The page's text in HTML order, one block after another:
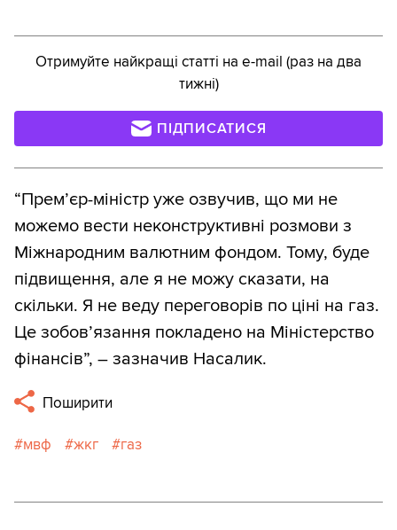
Отримуйте найкращі статті на e-mail (раз на два
тижні)
ПІДПИСАТИСЯ
“Прем’єр-міністр уже озвучив, що ми не
можемо вести неконструктивні розмови з
Міжнародним валютним фондом. Тому, буде
підвищення, але я не можу сказати, на
скільки. Я не веду переговорів по ціні на газ.
Це зобов’язання покладено на Міністерство
фінансів”, – зазначив Насалик.
Поширити
мвф жкг газ